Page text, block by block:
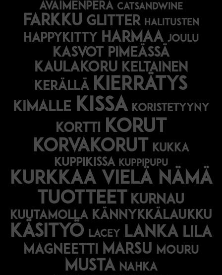
avaimenperä catsandwine
farkku glitter halitusten
happykitty harmaa joulu
Kasvot pimeässä
kaulakoru keltainen
kerällä kierrätys
kimalle kissa koristetyyny
kortti korut
korvakorut
kukka
kuppikissa kuppipupu
Kurkkaa vielä nämä
tuotteet kurnau
kuutamolla kännykkälaukku
käsityö lacey lanka lila
magneetti marsu mouru
musta nahka